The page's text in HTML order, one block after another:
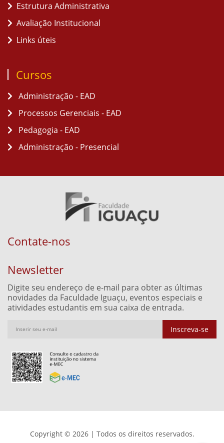
Estrutura Administrativa
Avaliação Institucional
Links úteis
Cursos
Administração - EAD
Processos Gerenciais - EAD
Pedagogia - EAD
Administração - Presencial
Contate-nos
Newsletter
Digite seu endereço de e-mail para obter as últimas
novidades da Faculdade Iguaçu, eventos especiais e
atividades estudantis em sua caixa de entrada.
Inscreva-se
Copyright © 2026 | Todos os direitos reservados.